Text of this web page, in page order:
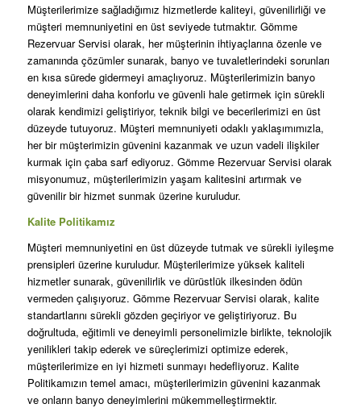
Müşterilerimize sağladığımız hizmetlerde kaliteyi, güvenilirliği ve
müşteri memnuniyetini en üst seviyede tutmaktır. Gömme
Rezervuar Servisi olarak, her müşterinin ihtiyaçlarına özenle ve
zamanında çözümler sunarak, banyo ve tuvaletlerindeki sorunları
en kısa sürede gidermeyi amaçlıyoruz. Müşterilerimizin banyo
deneyimlerini daha konforlu ve güvenli hale getirmek için sürekli
olarak kendimizi geliştiriyor, teknik bilgi ve becerilerimizi en üst
düzeyde tutuyoruz. Müşteri memnuniyeti odaklı yaklaşımımızla,
her bir müşterimizin güvenini kazanmak ve uzun vadeli ilişkiler
kurmak için çaba sarf ediyoruz. Gömme Rezervuar Servisi olarak
misyonumuz, müşterilerimizin yaşam kalitesini artırmak ve
güvenilir bir hizmet sunmak üzerine kuruludur.
Kalite Politikamız
Müşteri memnuniyetini en üst düzeyde tutmak ve sürekli iyileşme
prensipleri üzerine kuruludur. Müşterilerimize yüksek kaliteli
hizmetler sunarak, güvenilirlik ve dürüstlük ilkesinden ödün
vermeden çalışıyoruz. Gömme Rezervuar Servisi olarak, kalite
standartlarını sürekli gözden geçiriyor ve geliştiriyoruz. Bu
doğrultuda, eğitimli ve deneyimli personelimizle birlikte, teknolojik
yenilikleri takip ederek ve süreçlerimizi optimize ederek,
müşterilerimize en iyi hizmeti sunmayı hedefliyoruz. Kalite
Politikamızın temel amacı, müşterilerimizin güvenini kazanmak
ve onların banyo deneyimlerini mükemmelleştirmektir.